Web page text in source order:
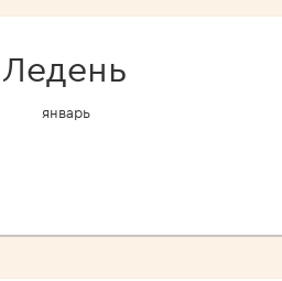
<1960>
Ледень
январь